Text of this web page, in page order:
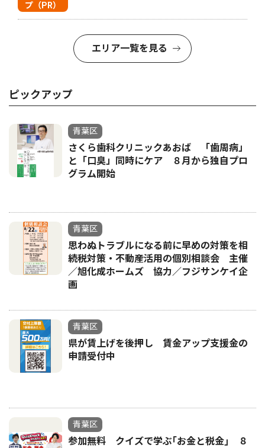
プ（PR）
エリア一覧を見る
ピックアップ
青葉区
さくら歯科クリニックあおば 「歯周病」
と「口臭」同時にケア ８月から独自プロ
グラム開始
青葉区
思わぬトラブルになる前に早めの対策を相
続税対策・不動産活用の個別相談会 主催
／旭化成ホームズ 協力／フジサンケイ企
画
青葉区
県が賃上げを後押し 賃金アップ支援金の
申請受付中
青葉区
参加無料 クイズで学ぶ｢お金と税金｣ ８